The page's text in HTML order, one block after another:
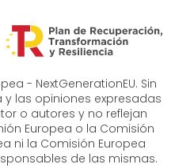
- NextGenerationEU. Sin
las opiniones expresadas
o autores y no reflejan
Europea o la Comisión
ni la Comisión Europea
de las mismas.